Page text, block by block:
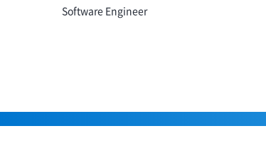
Software Engineer